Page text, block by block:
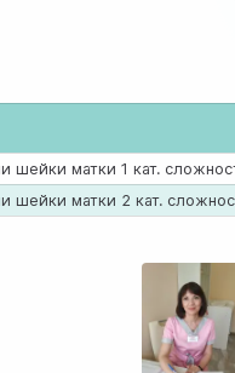
шейки матки 1 кат.
шейки матки 2 кат.